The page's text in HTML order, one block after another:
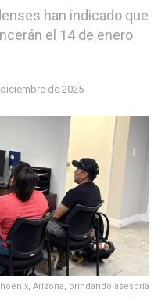
han indicado que
el 14 de enero
de 2025
Arizona, brindando asesoría